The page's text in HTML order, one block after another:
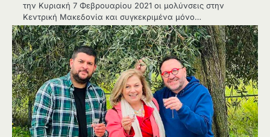
την Κυριακή 7 Φεβρουαρίου 2021 οι μολύνσεις στην
Κεντρική Μακεδονία και συγκεκριμένα μόνο…